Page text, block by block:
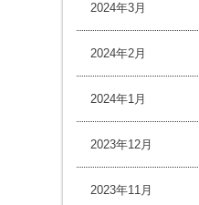
2024年3月
2024年2月
2024年1月
2023年12月
2023年11月